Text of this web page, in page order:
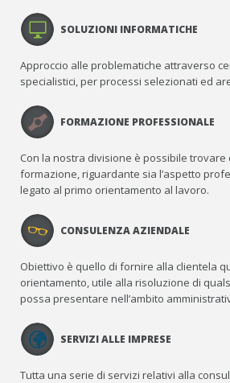
SOLUZIONI INFORMATICHE
Approccio alle problematiche attraverso
specialistici, per processi selezionati ed
FORMAZIONE PROFESSIONALE
Con la nostra divisione è possibile
formazione, riguardante sia l’aspetto
legato al primo orientamento al lavoro.
CONSULENZA AZIENDALE
Obiettivo è quello di fornire alla clientela
orientamento, utile alla risoluzione di
possa presentare nell’ambito
SERVIZI ALLE IMPRESE
Tutta una serie di servizi relativi alla